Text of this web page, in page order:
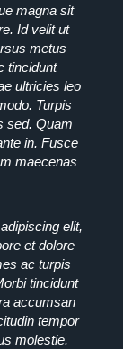
magna sit
Id velit ut
metus
tincidunt
ultricies leo
Turpis
sed. Quam
in. Fusce
maecenas
elit,
et dolore
ac turpis
tincidunt
accumsan
tempor
molestie.